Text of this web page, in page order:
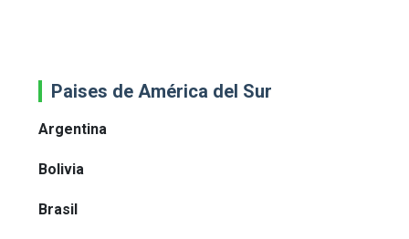
Paises de América del Sur
Argentina
Bolivia
Brasil